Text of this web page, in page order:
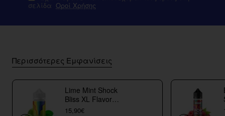
σελίδα Οροί Χρήσης
Περισσότερες Εμφανίσεις
Lime Mint Shock
Bliss XL Flavor
Shots
15,90€